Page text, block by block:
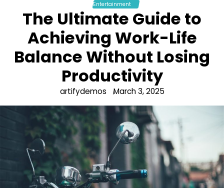
Entertainment
The Ultimate Guide to
Achieving Work-Life
Balance Without Losing
Productivity
artifydemos March 3, 2025